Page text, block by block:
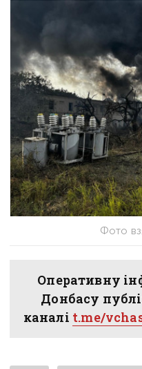
Фото
Оперативну
Донбасу
каналі t.me/